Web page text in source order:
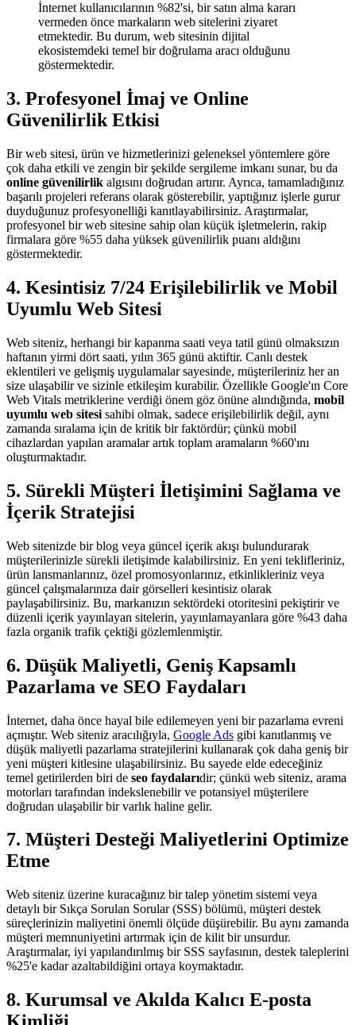
İnternet kullanıcılarının %82'si, bir satın alma kararı
vermeden önce markaların web sitelerini ziyaret
etmektedir. Bu durum, web sitesinin dijital
ekosistemdeki temel bir doğrulama aracı olduğunu
göstermektedir.
3. Profesyonel İmaj ve Online
Güvenilirlik Etkisi
Bir web sitesi, ürün ve hizmetlerinizi geleneksel yöntemlere göre
çok daha etkili ve zengin bir şekilde sergileme imkanı sunar, bu da
online güvenilirlik algısını doğrudan artırır. Ayrıca, tamamladığınız
başarılı projeleri referans olarak gösterebilir, yaptığınız işlerle gurur
duyduğunuz profesyonelliği kanıtlayabilirsiniz. Araştırmalar,
profesyonel bir web sitesine sahip olan küçük işletmelerin, rakip
firmalara göre %55 daha yüksek güvenilirlik puanı aldığını
göstermektedir.
4. Kesintisiz 7/24 Erişilebilirlik ve Mobil
Uyumlu Web Sitesi
Web siteniz, herhangi bir kapanma saati veya tatil günü olmaksızın
haftanın yirmi dört saati, yılın 365 günü aktiftir. Canlı destek
eklentileri ve gelişmiş uygulamalar sayesinde, müşterileriniz her an
size ulaşabilir ve sizinle etkileşim kurabilir. Özellikle Google'ın Core
Web Vitals metriklerine verdiği önem göz önüne alındığında, mobil
uyumlu web sitesi sahibi olmak, sadece erişilebilirlik değil, aynı
zamanda sıralama için de kritik bir faktördür; çünkü mobil
cihazlardan yapılan aramalar artık toplam aramaların %60'ını
oluşturmaktadır.
5. Sürekli Müşteri İletişimini Sağlama ve
İçerik Stratejisi
Web sitenizde bir blog veya güncel içerik akışı bulundurarak
müşterilerinizle sürekli iletişimde kalabilirsiniz. En yeni teklifleriniz,
ürün lansmanlarınız, özel promosyonlarınız, etkinlikleriniz veya
güncel çalışmalarınıza dair görselleri kesintisiz olarak
paylaşabilirsiniz. Bu, markanızın sektördeki otoritesini pekiştirir ve
düzenli içerik yayınlayan sitelerin, yayınlamayanlara göre %43 daha
fazla organik trafik çektiği gözlemlenmiştir.
6. Düşük Maliyetli, Geniş Kapsamlı
Pazarlama ve SEO Faydaları
İnternet, daha önce hayal bile edilemeyen yeni bir pazarlama evreni
açmıştır. Web siteniz aracılığıyla, Google Ads gibi kanıtlanmış ve
düşük maliyetli pazarlama stratejilerini kullanarak çok daha geniş bir
yeni müşteri kitlesine ulaşabilirsiniz. Bu sayede elde edeceğiniz
temel getirilerden biri de seo faydalarıdir; çünkü web siteniz, arama
motorları tarafından indekslenebilir ve potansiyel müşterilere
doğrudan ulaşabilir bir varlık haline gelir.
7. Müşteri Desteği Maliyetlerini Optimize
Etme
Web siteniz üzerine kuracağınız bir talep yönetim sistemi veya
detaylı bir Sıkça Sorulan Sorular (SSS) bölümü, müşteri destek
süreçlerinizin maliyetini önemli ölçüde düşürebilir. Bu aynı zamanda
müşteri memnuniyetini artırmak için de kilit bir unsurdur.
Araştırmalar, iyi yapılandırılmış bir SSS sayfasının, destek taleplerini
%25'e kadar azaltabildiğini ortaya koymaktadır.
8. Kurumsal ve Akılda Kalıcı E-posta